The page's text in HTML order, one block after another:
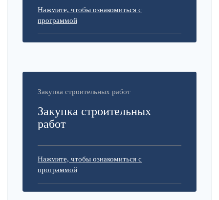
Нажмите, чтобы ознакомиться с
программой
Закупка строительных работ
Закупка строительных
работ
Нажмите, чтобы ознакомиться с
программой